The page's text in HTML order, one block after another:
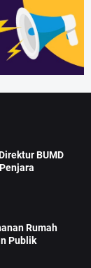
BUMD
Rumah
Publik